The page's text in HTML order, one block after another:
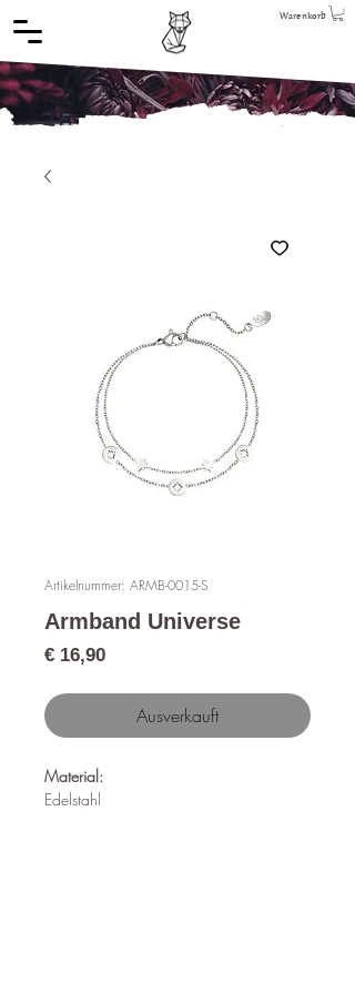
Warenkorb
Artikelnummer: ARMB-0015-S
Armband Universe
€ 16,90Preis
Ausverkauft
Material:
Edelstahl